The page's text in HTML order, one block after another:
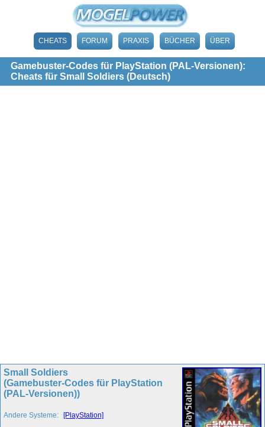
CHEATS FORUM PRAXIS BÜCHER ÜBER
Gamebuster-Codes für PlayStation (PAL-Versionen):
Cheats für Small Soldiers (Deutsch)
Small Soldiers
(Gamebuster-Codes für PlayStation
(PAL-Versionen))
Andere Systeme: [PlayStation]